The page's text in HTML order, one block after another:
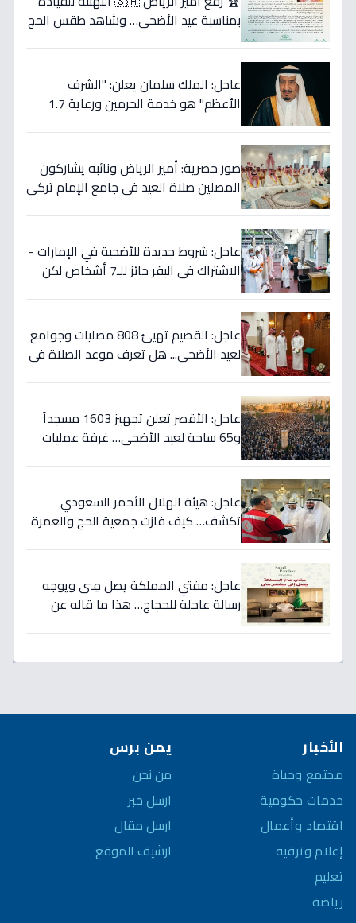
بمناسبة عيد الأضحى… وشاهد طقس الحج
عاجل: الملك سلمان يعلن: "الشرف
الأعظم" هو خدمة الحرمين ورعاية 1.7
صور حصرية: أمير الرياض ونائبه يشاركون
المصلين صلاة العيد في جامع الإمام تركي
عاجل: شروط جديدة للأضحية في الإمارات -
الاشتراك في البقر جائز للـ7 أشخاص لكن
عاجل: القصيم تهيئ 808 مصليات وجوامع
لعيد الأضحى... هل تعرف موعد الصلاة في
عاجل: الأقصر تعلن تجهيز 1603 مسجداً
و65 ساحة لعيد الأضحى… غرفة عمليات
عاجل: هيئة الهلال الأحمر السعودي
تكشف… كيف فازت جمعية الحج والعمرة
عاجل: مفتي المملكة يصل مِنى ويوجه
رسالة عاجلة للحجاج… هذا ما قاله عن
الأخبار
مجتمع وحياة
خدمات حكومية
اقتصاد وأعمال
إعلام وترفيه
تعليم
رياضة
يمن برس
من نحن
ارسل خبر
ارسل مقال
ارشيف الموقع